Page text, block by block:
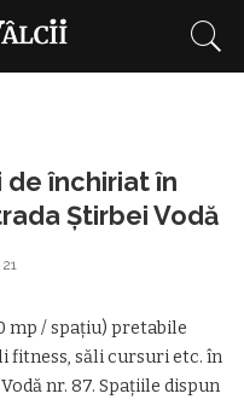
de închiriat în
Ştirbei Vodă
mp / spațiu) pretabile
fitness, săli cursuri etc. în
nr. 87. Spațiile dispun